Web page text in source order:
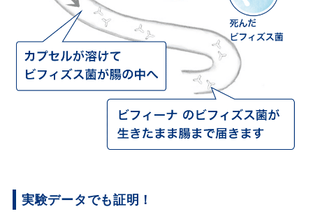
実験データでも証明！